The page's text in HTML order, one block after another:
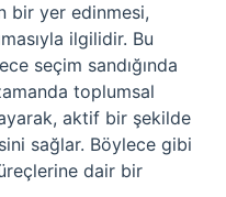
bir yer edinmesi,
ilgilidir. Bu
seçim sandığında
toplumsal
aktif bir şekilde
sağlar. Böylece gibi
dair bir